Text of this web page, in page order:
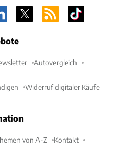
Autovergleich
Widerruf digitaler Käufe
von A-Z Kontakt